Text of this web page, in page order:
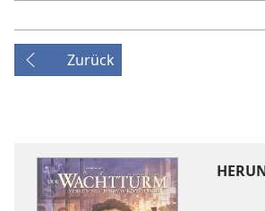
Zurück